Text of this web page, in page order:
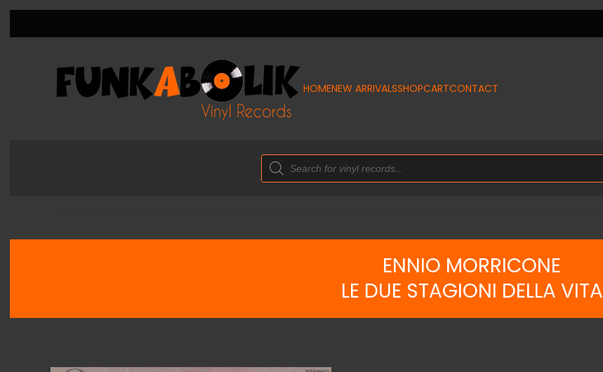
HOMENEW ARRIVALSSHOPCARTCONTACT
Products
search
ENNIO MORRICONE
LE DUE STAGIONI DELLA VITA